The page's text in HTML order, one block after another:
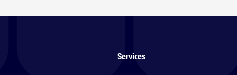
Services